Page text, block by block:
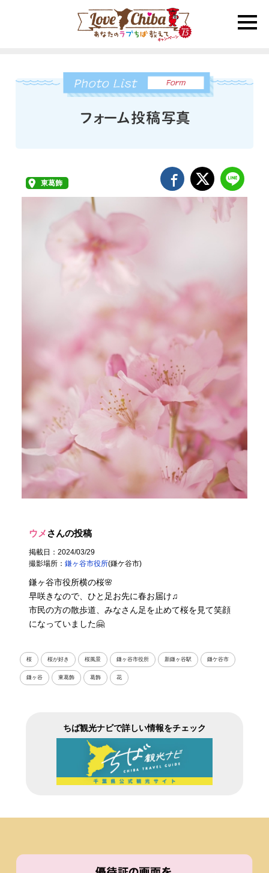
toggle
東葛飾
ウメ さんの投稿
掲載日：2024/03/29
撮影場所：鎌ヶ谷市役所(鎌ケ谷市)
鎌ヶ谷市役所横の桜🌸
早咲きなので、ひと足お先に春お届け♫
市民の方の散歩道、みなさん足を止めて桜を見て笑顔
になっていました🤗
桜 桜が好き 桜風景 鎌ヶ谷市役所 新鎌ヶ谷駅 鎌ケ谷市
鎌ヶ谷 東葛飾 葛飾 花
ちば観光ナビで詳しい情報をチェック